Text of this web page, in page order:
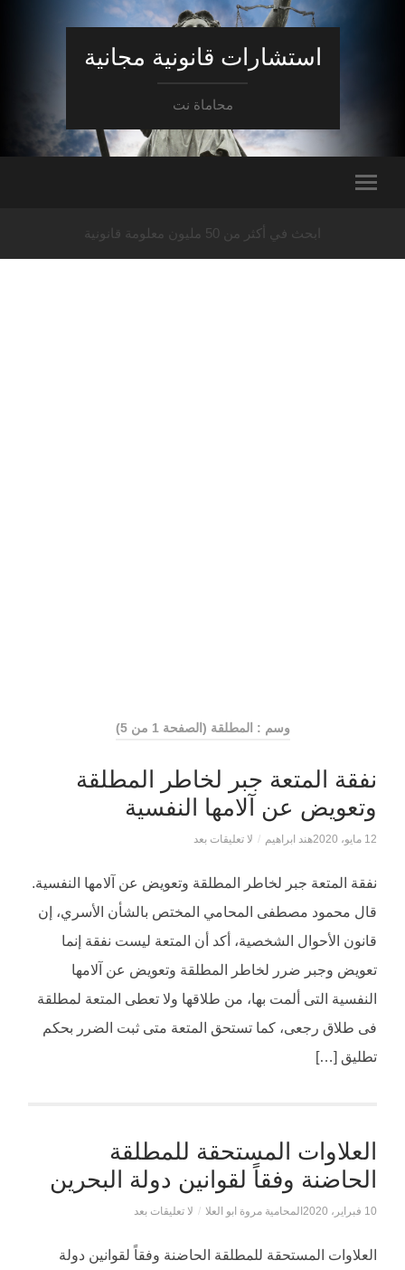
استشارات قانونية مجانية
محاماة نت
ابحث في أكثر من 50 مليون معلومة قانونية
وسم : المطلقة (الصفحة 1 من 5)
نفقة المتعة جبر لخاطر المطلقة
وتعويض عن آلامها النفسية
12 مايو، 2020 هند ابراهيم / لا تعليقات بعد
نفقة المتعة جبر لخاطر المطلقة وتعويض عن آلامها النفسية.
قال محمود مصطفى المحامي المختص بالشأن الأسري، إن
قانون الأحوال الشخصية، أكد أن المتعة ليست نفقة إنما
تعويض وجبر ضرر لخاطر المطلقة وتعويض عن آلامها
النفسية التى ألمت بها، من طلاقها ولا تعطى المتعة لمطلقة
فى طلاق رجعى، كما تستحق المتعة متى ثبت الضرر بحكم
تطليق […]
العلاوات المستحقة للمطلقة
الحاضنة وفقاً لقوانين دولة البحرين
10 فبراير، 2020 المحامية مروة ابو العلا / لا تعليقات بعد
العلاوات المستحقة للمطلقة الحاضنة وفقاً لقوانين دولة